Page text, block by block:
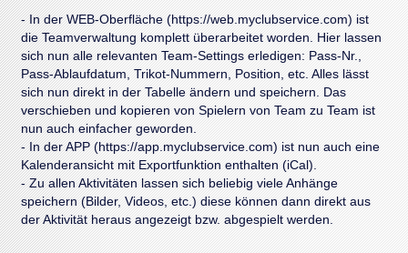
- In der WEB-Oberfläche (https://web.myclubservice.com) ist
die Teamverwaltung komplett überarbeitet worden. Hier lassen
sich nun alle relevanten Team-Settings erledigen: Pass-Nr.,
Pass-Ablaufdatum, Trikot-Nummern, Position, etc. Alles lässt
sich nun direkt in der Tabelle ändern und speichern. Das
verschieben und kopieren von Spielern von Team zu Team ist
nun auch einfacher geworden.
- In der APP (https://app.myclubservice.com) ist nun auch eine
Kalenderansicht mit Exportfunktion enthalten (iCal).
- Zu allen Aktivitäten lassen sich beliebig viele Anhänge
speichern (Bilder, Videos, etc.) diese können dann direkt aus
der Aktivität heraus angezeigt bzw. abgespielt werden.